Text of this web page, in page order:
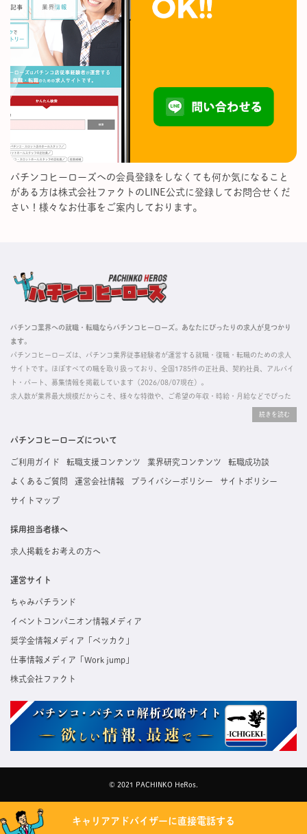
パチンコヒーローズへの会員登録をしなくても何か気になること
がある方は株式会社ファクトのLINE公式に登録してお問合せくだ
さい！様々なお仕事をご案内しております。
パチンコ業界への就職・転職ならパチンコヒーローズ。あなたにぴったりの求人が見つかり
ます。
パチンコヒーローズは、パチンコ業界従事経験者が運営する就職・復職・転職のための求人
サイトです。ほぼすべての職を取り扱っており、全国1785件の正社員、契約社員、アルバイ
ト・パート、募集情報を掲載しています（2026/08/07現在）。
求人数が業界最大規模だからこそ、様々な特徴や、ご希望の年収・時給・月給などでぴった
掲載している求人は、すべて契約法人様から寄せられた正規の求人情報です。応募いただい
た内容はすぐに直接事業所に届くためスムーズに転職・復職できます。
パチンコヒーローズについて
ご利用ガイド 転職支援コンテンツ 業界研究コンテンツ 転職成功談
よくあるご質問 運営会社情報 プライバシーポリシー サイトポリシー
サイトマップ
採用担当者様へ
求人掲載をお考えの方へ
運営サイト
ちゃみパチランド
イベントコンパニオン情報メディア
奨学金情報メディア「ベッカク」
仕事情報メディア「Work jump」
株式会社ファクト
© 2021 PACHINKO HeRos.
キャリアアドバイザーに直接電話する